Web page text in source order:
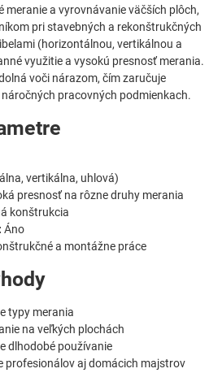
meranie a vyrovnávanie väčších plôch,
pri stavebných a rekonštrukčných
(horizontálnou, vertikálnou a
využitie a vysokú presnosť merania.
voči nárazom, čím zaručuje
pracovných podmienkach.
vertikálna, uhlová)
presnosť na rôzne druhy merania
konštrukcia
Áno
a montážne práce
typy merania
na veľkých plochách
dlhodobé používanie
profesionálov aj domácich majstrov